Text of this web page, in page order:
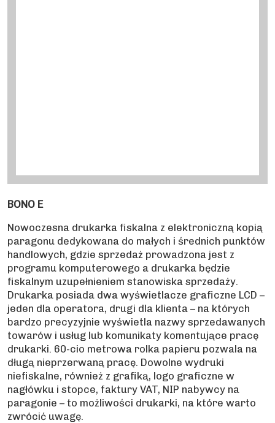
BONO E
Nowoczesna drukarka fiskalna z elektroniczną kopią
paragonu dedykowana do małych i średnich punktów
handlowych, gdzie sprzedaż prowadzona jest z
programu komputerowego a drukarka będzie
fiskalnym uzupełnieniem stanowiska sprzedaży.
Drukarka posiada dwa wyświetlacze graficzne LCD –
jeden dla operatora, drugi dla klienta – na których
bardzo precyzyjnie wyświetla nazwy sprzedawanych
towarów i usług lub komunikaty komentujące pracę
drukarki. 60-cio metrowa rolka papieru pozwala na
długą nieprzerwaną pracę. Dowolne wydruki
niefiskalne, również z grafiką, logo graficzne w
nagłówku i stopce, faktury VAT, NIP nabywcy na
paragonie – to możliwości drukarki, na które warto
zwrócić uwagę.